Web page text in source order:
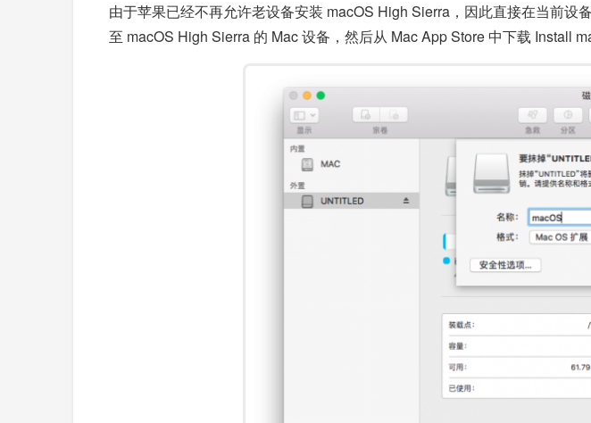
由于苹果已经不再允许老设备安装 macOS High Sierra，因此直接在当前
至 macOS High Sierra 的 Mac 设备，然后从 Mac App Store 中下载 Install